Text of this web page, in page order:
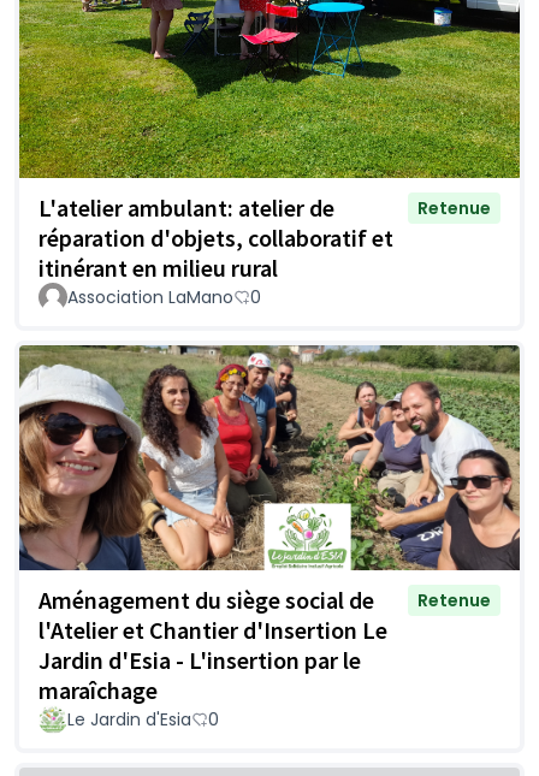
L'atelier ambulant: atelier de
réparation d'objets, collaboratif et
itinérant en milieu rural
Retenue
Association LaMano 0
Aménagement du siège social de
l'Atelier et Chantier d'Insertion Le
Jardin d'Esia - L'insertion par le
maraîchage
Retenue
Le Jardin d'Esia 0